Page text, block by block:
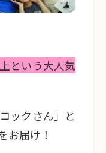
という大人気
ックさん」と
お届け！